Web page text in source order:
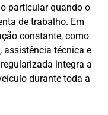
particular quando o
de trabalho. Em
constante, como
assistência técnica e
integra a
durante toda a